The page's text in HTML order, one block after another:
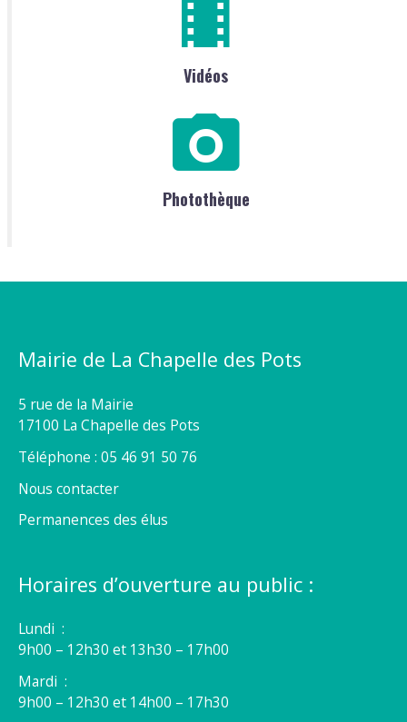
Vidéos
Photothèque
Mairie de La Chapelle des Pots
5 rue de la Mairie
17100 La Chapelle des Pots
Téléphone : 05 46 91 50 76
Nous contacter
Permanences des élus
Horaires d’ouverture au public :
Lundi :
9h00 – 12h30 et 13h30 – 17h00
Mardi :
9h00 – 12h30 et 14h00 – 17h30